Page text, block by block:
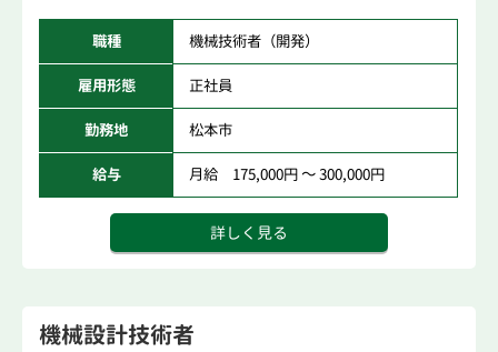
職種 機械技術者（開発）
雇用形態 正社員
勤務地 松本市
給与 月給 175,000円 ～ 300,000円
詳しく見る
機械設計技術者